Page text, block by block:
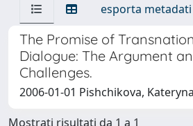
esporta metadati
The Promise of
Dialogue: The Argument
Challenges.
2006-01-01 Pishchikova, Kateryna
Mostrati risultati da 1 a 1